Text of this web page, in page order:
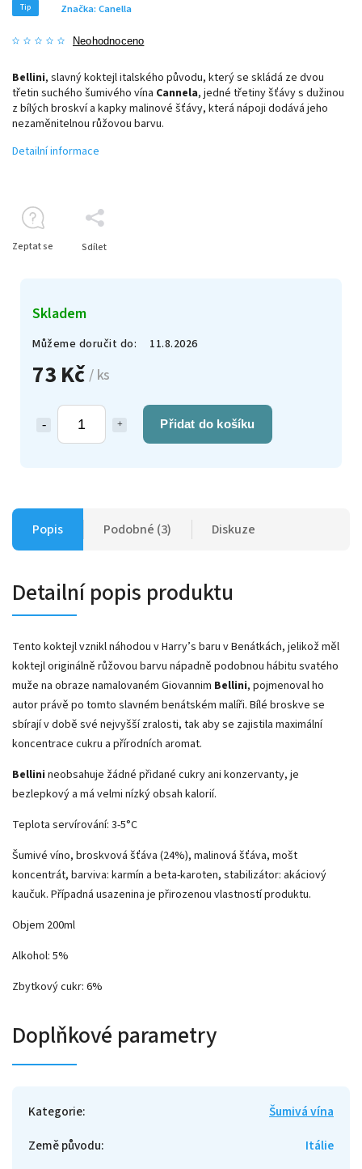
Tip
Neohodnoceno
Značka: Canella
73 Kč/ ks
Přidat do košíku
Skladem
Můžeme doručit do: 11.8.2026
Bellini, slavný koktejl italského původu, který se skládá ze dvou
třetin suchého šumivého vína Cannela, jedné třetiny šťávy s dužinou
z bílých broskví a kapky malinové šťávy, která nápoji dodává jeho
nezaměnitelnou růžovou barvu.
Detailní informace
Zeptat se Sdílet
Popis Podobné (3) Diskuze
Detailní popis produktu
Tento koktejl vznikl náhodou v Harry’s baru v Benátkách, jelikož měl
koktejl originálně růžovou barvu nápadně podobnou hábitu svatého
muže na obraze namalovaném Giovannim Bellini, pojmenoval ho
autor právě po tomto slavném benátském malíři. Bílé broskve se
sbírají v době své nejvyšší zralosti, tak aby se zajistila maximální
koncentrace cukru a přírodních aromat.
Bellini neobsahuje žádné přidané cukry ani konzervanty, je
bezlepkový a má velmi nízký obsah kalorií.
Teplota servírování: 3-5°C
Šumivé víno, broskvová šťáva (24%), malinová šťáva, mošt
koncentrát, barviva: karmín a beta-karoten, stabilizátor: akáciový
kaučuk. Případná usazenina je přirozenou vlastností produktu.
Objem 200ml
Alkohol: 5%
Zbytkový cukr: 6%
Doplňkové parametry
Kategorie:
Šumivá vína
Země původu:
Itálie